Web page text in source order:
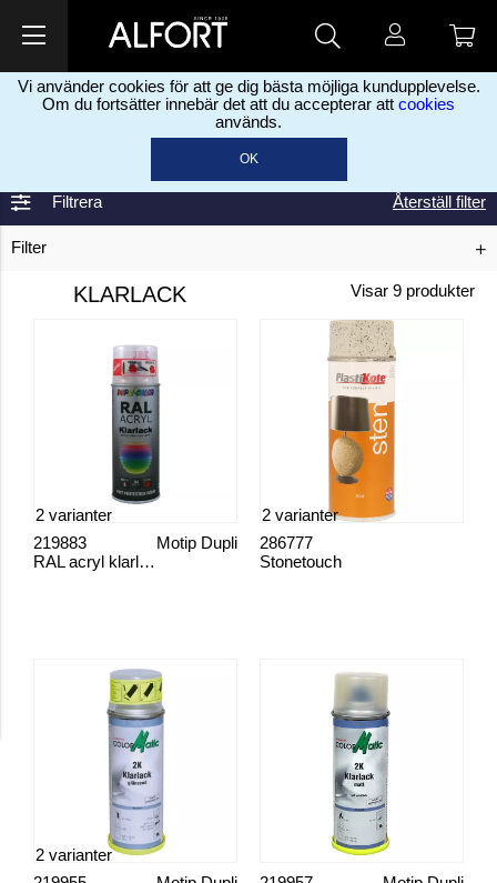
Vi använder cookies för att ge dig bästa möjliga kundupplevelse.
Om du fortsätter innebär det att du accepterar att cookies
används.
OK
Sprayfärg
Filtrera
Filter
Återställ filter
KLARLACK Visar 9 produkter
RAL acryl klarlack
Motip Dupli
219883
2 varianter
Stonetouch
286777
2 varianter
2 varianter